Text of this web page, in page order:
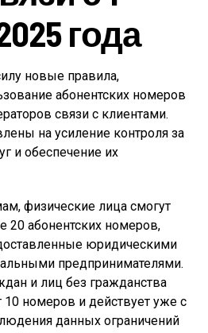
года
новые правила,
абонентских номеров
связи с клиентами.
на усиление контроля за
и обеспечение их
физические лица смогут
20 абонентских номеров,
юридическими
предпринимателями.
и лиц без гражданства
10 номеров и действует уже с
данных ограничений